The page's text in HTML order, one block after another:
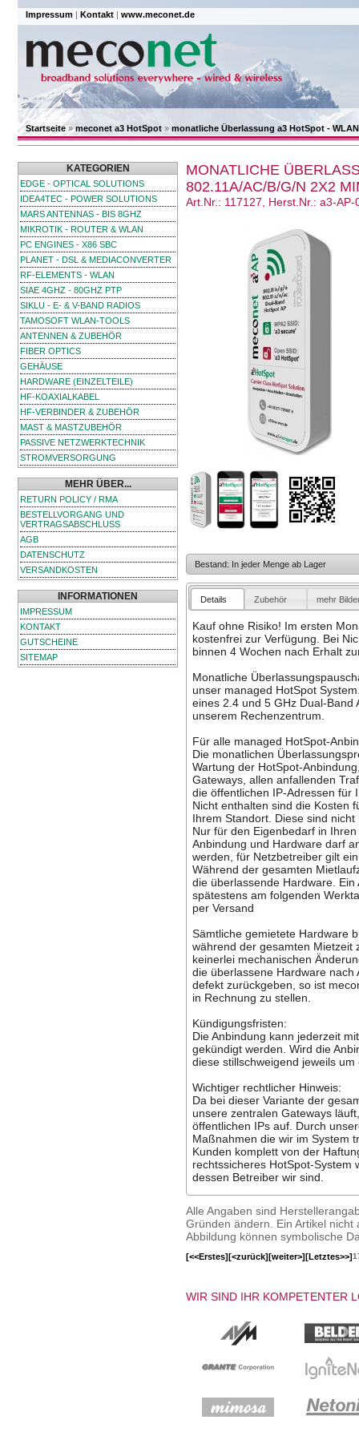
Impressum | Kontakt | www.meconet.de
Startseite»meconet a3 HotSpot » monatliche Überlassung a3 HotSpot -
KATEGORIEN
EDGE - OPTICAL SOLUTIONS
IDEA4TEC - POWER SOLUTIONS
MARS ANTENNAS - BIS 8GHZ
MIKROTIK - ROUTER & WLAN
PC ENGINES - X86 SBC
PLANET - DSL & MEDIACONVERTER
RF-ELEMENTS - WLAN
SIAE 4GHZ - 80GHZ PTP
SIKLU - E- & V-BAND RADIOS
TAMOSOFT WLAN-TOOLS
ANTENNEN & ZUBEHÖR
FIBER OPTICS
GEHÄUSE
HARDWARE (EINZELTEILE)
HF-KOAXIALKABEL
HF-VERBINDER & ZUBEHÖR
MAST & MASTZUBEHÖR
PASSIVE NETZWERKTECHNIK
STROMVERSORGUNG
MEHR ÜBER...
RETURN POLICY / RMA
BESTELLVORGANG UND
VERTRAGSABSCHLUSS
AGB
DATENSCHUTZ
VERSANDKOSTEN
INFORMATIONEN
IMPRESSUM
KONTAKT
GUTSCHEINE
SITEMAP
MONATLICHE
802.11A/AC/B/G/N 2X2
Art.Nr.: 117127, Herst.Nr.: a3-AP-
Bestand: In jeder Menge ab Lager
Details Zubehör mehr
Kauf ohne Risiko! Im ersten
kostenfrei zur Verfügung. Bei
binnen 4 Wochen nach Erhalt
Monatliche
unser managed HotSpot
eines 2.4 und 5 GHz Dual-Band
unserem Rechenzentrum.
Für alle managed HotSpot-
Die monatlichen
Wartung der HotSpot-
Gateways, allen anfallenden
die öffentlichen IP-Adressen für
Nicht enthalten sind die Kosten
Ihrem Standort. Diese sind
Nur für den Eigenbedarf in
Anbindung und Hardware darf
werden, für Netzbetreiber gilt
Während der gesamten
die überlassende Hardware.
spätestens am folgenden
per Versand
Sämtliche gemietete Hardware
während der gesamten Mietzeit
keinerlei mechanischen
die überlassene Hardware
defekt zurückgeben, so ist
in Rechnung zu stellen.
Kündigungsfristen:
Die Anbindung kann jederzeit
gekündigt werden. Wird die
diese stillschweigend jeweils
Wichtiger rechtlicher Hinweis:
Da bei dieser Variante der
unsere zentralen Gateways
öffentlichen IPs auf. Durch
Maßnahmen die wir im System
Kunden komplett von der
rechtssicheres HotSpot-System
dessen Betreiber wir sind.
Alle Angaben sind
Gründen ändern. Ein Artikel
Abbildung können symbolische
[<<Erstes][<zurück][weiter>][Letztes>>]
WIR SIND IHR KOMPETENTER